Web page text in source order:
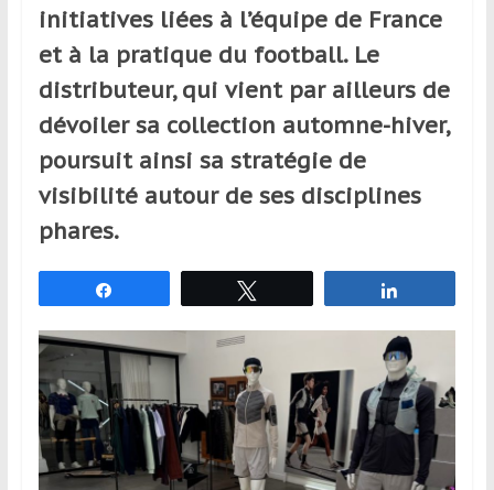
de
sport,
qui
déplacent
en
France
l’étranger
leur
passion,
tout
en
profitant
de
initiatives liées à l’équipe de France
et à la pratique du football. Le
distributeur, qui vient par ailleurs de
dévoiler sa collection automne-hiver,
poursuit ainsi sa stratégie de
visibilité autour de ses disciplines
phares.